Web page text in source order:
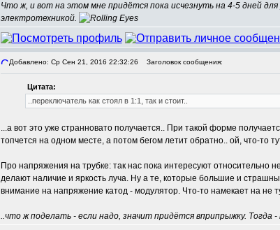
Что ж, и вот на этом мне придётся пока исчезнуть на 4-5 дней
электротехникой.
Добавлено: Ср Сен 21, 2016 22:32:26 Заголовок сообщения:
Цитата:
..переключатель как стоял в 1:1, так и стоит..
...а вот это уже странновато получается.. При такой форме
топчется на одном месте, а потом бегом летит обратно.. ой, что-то
Про напряжения на трубке: так нас пока интересуют относительно
делают наличие и яркость луча. Ну а те, которые большие и
внимание на напряжение катод - модулятор. Что-то намекает на не
..что ж поделать - если надо, значит придётся вприпрыжку. Тогда -